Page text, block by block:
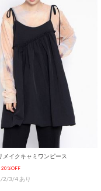
メイクキャミワンピース
20%OFF
2/3/4 あり